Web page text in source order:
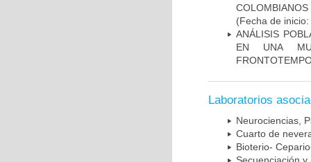
(Fecha de
ANÁLISIS
EN UNA
Laboratorios
Neurociencias,
Cuarto de
Bioterio-